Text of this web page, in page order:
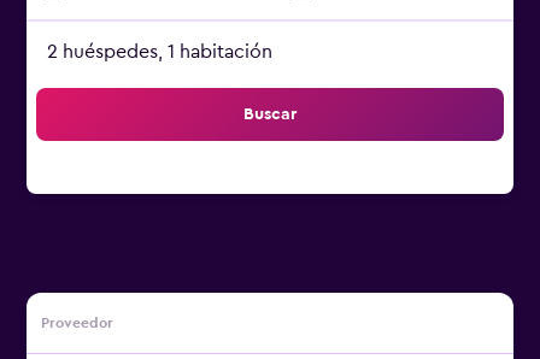
2 huéspedes, 1 habitación
Buscar
Proveedor